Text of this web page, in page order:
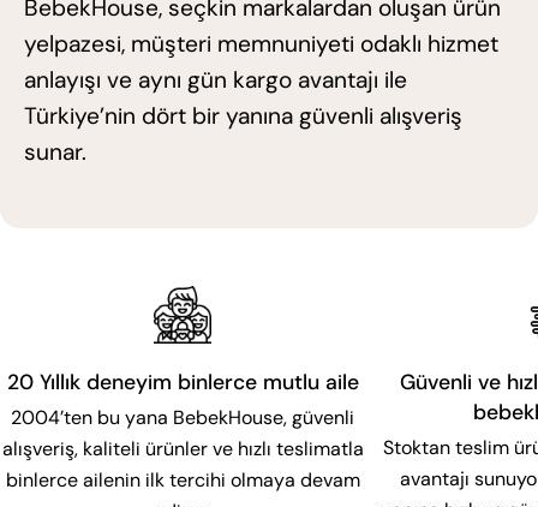
BebekHouse, seçkin markalardan oluşan ürün
yelpazesi, müşteri memnuniyeti odaklı hizmet
anlayışı ve aynı gün kargo avantajı ile
Türkiye’nin dört bir yanına güvenli alışveriş
sunar.
20 Yıllık deneyim binlerce mutlu aile
2004’ten bu yana BebekHouse, güvenli
alışveriş, kaliteli ürünler ve hızlı teslimatla
binlerce ailenin ilk tercihi olmaya devam
Güvenli ve
Stoktan teslim
avantajı